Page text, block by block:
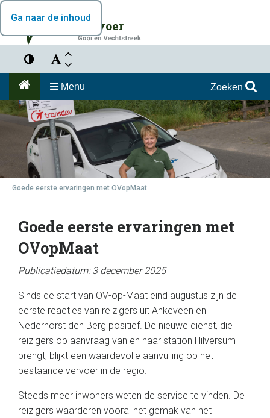
Ga naar de inhoud
Vervoer
Menu Zoeken
Goede eerste ervaringen met OVopMaat
Goede eerste ervaringen met
OVopMaat
Publicatiedatum: 3 december 2025
Sinds de start van OV-op-Maat eind augustus zijn de
eerste reacties van reizigers uit Ankeveen en
Nederhorst den Berg positief. De nieuwe dienst, die
reizigers op aanvraag van en naar station Hilversum
brengt, blijkt een waardevolle aanvulling op het
bestaande vervoer in de regio.
Steeds meer inwoners weten de service te vinden. De
reizigers waarderen vooral het gemak van het